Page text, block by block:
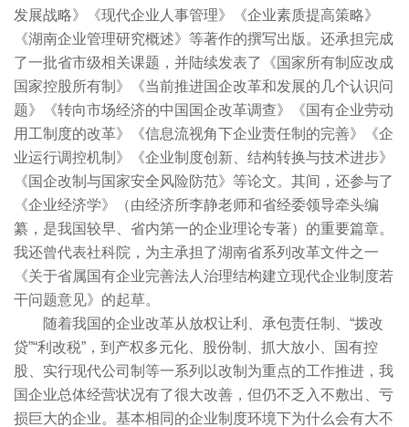
发展战略》《现代企业人事管理》《企业素质提高策略》
《湖南企业管理研究概述》等著作的撰写出版。还承担完成
了一批省市级相关课题，并陆续发表了《国家所有制应改成
国家控股所有制》《当前推进国企改革和发展的几个认识问
题》《转向市场经济的中国国企改革调查》《国有企业劳动
用工制度的改革》《信息流视角下企业责任制的完善》《企
业运行调控机制》《企业制度创新、结构转换与技术进步》
《国企改制与国家安全风险防范》等论文。其间，还参与了
《企业经济学》（由经济所李静老师和省经委领导牵头编
纂，是我国较早、省内第一的企业理论专著）的重要篇章。
我还曾代表社科院，为主承担了湖南省系列改革文件之一
《关于省属国有企业完善法人治理结构建立现代企业制度若
干问题意见》的起草。
随着我国的企业改革从放权让利、承包责任制、“拨改
贷”“利改税”，到产权多元化、股份制、抓大放小、国有控
股、实行现代公司制等一系列以改制为重点的工作推进，我
国企业总体经营状况有了很大改善，但仍不乏入不敷出、亏
损巨大的企业。基本相同的企业制度环境下为什么会有大不